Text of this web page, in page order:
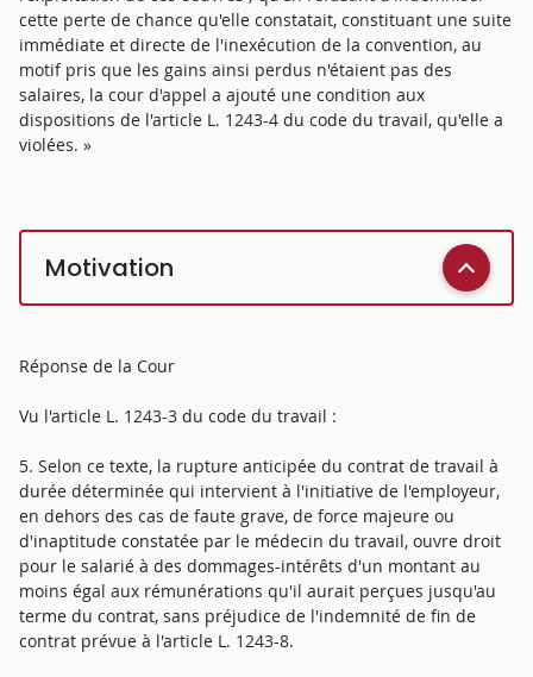
cette perte de chance qu'elle constatait, constituant une suite
immédiate et directe de l'inexécution de la convention, au
motif pris que les gains ainsi perdus n'étaient pas des
salaires, la cour d'appel a ajouté une condition aux
dispositions de l'article L. 1243-4 du code du travail, qu'elle a
violées. »
Motivation
Réponse de la Cour
Vu l'article L. 1243-3 du code du travail :
5. Selon ce texte, la rupture anticipée du contrat de travail à
durée déterminée qui intervient à l'initiative de l'employeur,
en dehors des cas de faute grave, de force majeure ou
d'inaptitude constatée par le médecin du travail, ouvre droit
pour le salarié à des dommages-intérêts d'un montant au
moins égal aux rémunérations qu'il aurait perçues jusqu'au
terme du contrat, sans préjudice de l'indemnité de fin de
contrat prévue à l'article L. 1243-8.